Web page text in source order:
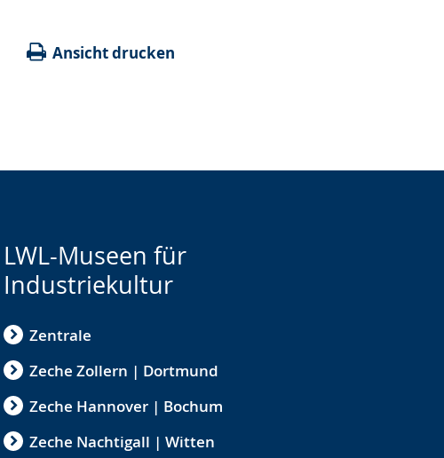
Ansicht drucken
LWL-Museen für
Industriekultur
Zentrale
Zeche Zollern | Dortmund
Zeche Hannover | Bochum
Zeche Nachtigall | Witten